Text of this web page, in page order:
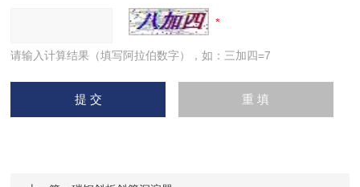
请输入计算结果（填写阿拉伯数字），如：三加四=7